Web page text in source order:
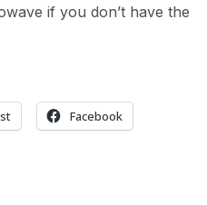
if you don’t have the
Facebook